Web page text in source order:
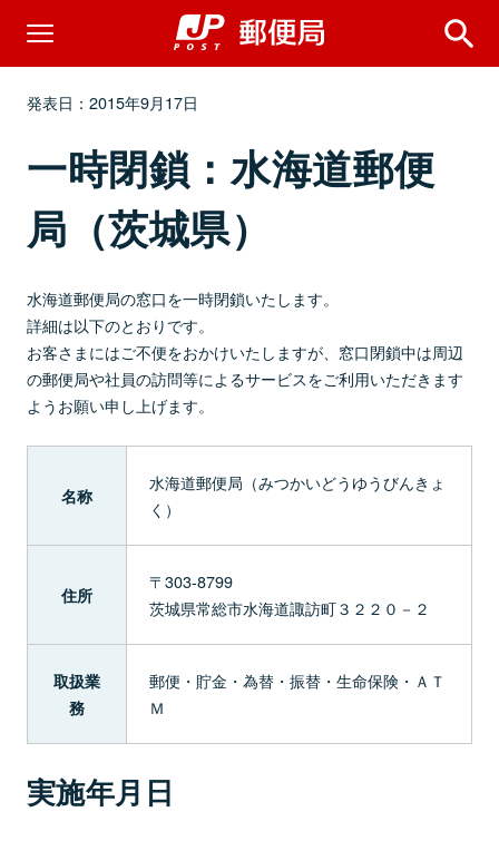
発表日：2015年9月17日
一時閉鎖：水海道郵便
局（茨城県）
水海道郵便局の窓口を一時閉鎖いたします。
詳細は以下のとおりです。
お客さまにはご不便をおかけいたしますが、窓口閉鎖中は周辺
の郵便局や社員の訪問等によるサービスをご利用いただきます
ようお願い申し上げます。
名称
水海道郵便局（みつかいどうゆうびんきょ
く）
住所
〒303-8799
茨城県常総市水海道諏訪町３２２０－２
取扱業
務
郵便・貯金・為替・振替・生命保険・ＡＴ
Ｍ
実施年月日